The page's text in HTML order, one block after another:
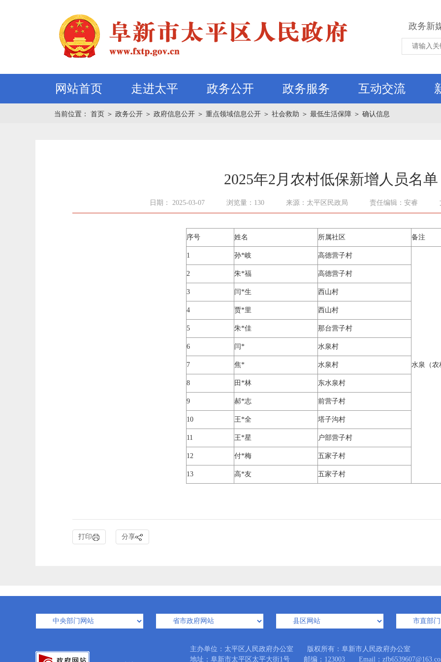
政务新
网站首页 走进太平 政务公开 政务服务 互动交流
当前位置： 首页 ＞ 政务公开 ＞ 政府信息公开 ＞ 重点领域信息公开 ＞ 社会救助 ＞ 最低生活保障 ＞ 确认信息
2025年2月农村低保新增人员名单
日期： 2025-03-07 浏览量：130 来源：太平区民政局 责任编辑：安睿
序号 姓名 所属社区 备注
1 孙*岐 高德营子村
水泉（农
2 朱*福 高德营子村
3 闫*生 西山村
4 贾*里 西山村
5 朱*佳 那台营子村
6 闫* 水泉村
7 焦* 水泉村
8 田*林 东水泉村
9 郝*志 前营子村
10 王*全 塔子沟村
11 王*星 户部营子村
12 付*梅 五家子村
13 高*友 五家子村
打印 分享
主办单位：太平区人民政府办公室 版权所有：阜新市人民政府办公室
地址：阜新市太平区太平大街1号 邮编：123003 Email：